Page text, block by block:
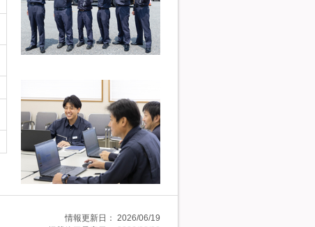
情報更新日： 2026/06/19